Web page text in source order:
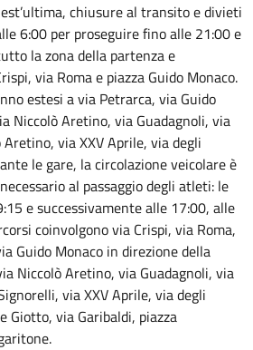
chiusure al transito e divieti
6:00 per proseguire fino alle 21:00 e
la zona della partenza e
via Roma e piazza Guido Monaco.
estesi a via Petrarca, via Guido
Niccolò Aretino, via Guadagnoli, via
via XXV Aprile, via degli
le gare, la circolazione veicolare è
al passaggio degli atleti: le
e successivamente alle 17:00, alle
coinvolgono via Crispi, via Roma,
Guido Monaco in direzione della
Niccolò Aretino, via Guadagnoli, via
via XXV Aprile, via degli
Giotto, via Garibaldi, piazza